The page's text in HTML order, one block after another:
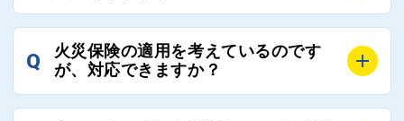
ご連絡いただき、屋根コネクトから直ちに紹介の工事
業者へ状況確認の連絡をし、即時対応するよう指示を
いたしますので、お気軽にお申し付けください。
工事業者の状況や屋根の状態、工事の内容、天候によ
って工事期間は変わりますが、目安としては、おおよ
また、急ぎの場合などは屋根コネクトとしても全面的
Q
火災保険の適用を考えているのです
が、対応できますか？